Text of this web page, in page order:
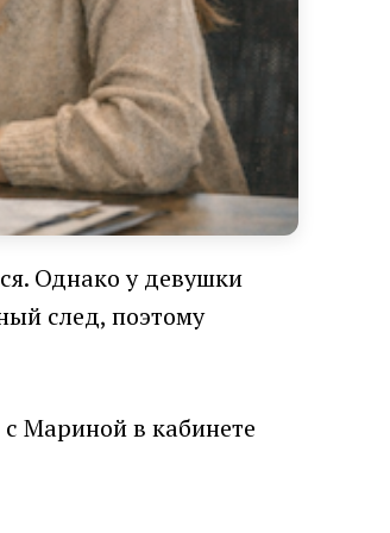
Однако у девушки
след, поэтому
Мариной в кабинете